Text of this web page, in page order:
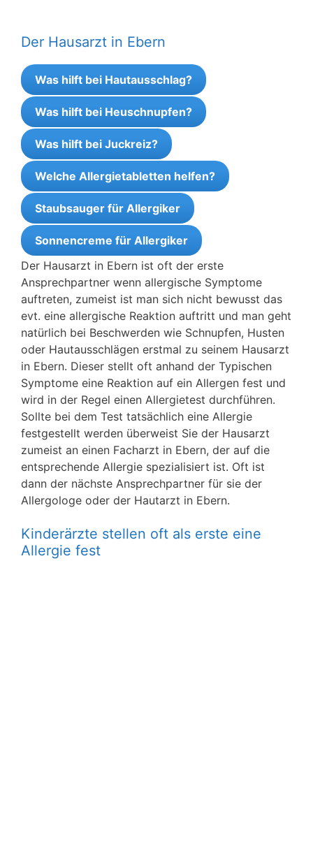
Der Hausarzt in Ebern
Was hilft bei Hautausschlag?
Was hilft bei Heuschnupfen?
Was hilft bei Juckreiz?
Welche Allergietabletten helfen?
Staubsauger für Allergiker
Sonnencreme für Allergiker
Der Hausarzt in Ebern ist oft der erste
Ansprechpartner wenn allergische Symptome
auftreten, zumeist ist man sich nicht bewusst das
evt. eine allergische Reaktion auftritt und man geht
natürlich bei Beschwerden wie Schnupfen, Husten
oder Hautausschlägen erstmal zu seinem Hausarzt
in Ebern. Dieser stellt oft anhand der Typischen
Symptome eine Reaktion auf ein Allergen fest und
wird in der Regel einen Allergietest durchführen.
Sollte bei dem Test tatsächlich eine Allergie
festgestellt werden überweist Sie der Hausarzt
zumeist an einen Facharzt in Ebern, der auf die
entsprechende Allergie spezialisiert ist. Oft ist
dann der nächste Ansprechpartner für sie der
Allergologe oder der Hautarzt in Ebern.
Kinderärzte stellen oft als erste eine
Allergie fest